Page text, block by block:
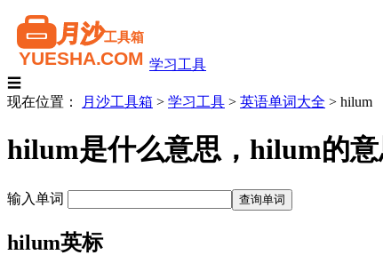
学习工具
☰
现在位置：
月沙工具箱 > 学习工具 > 英语单词大全 > hilum
hilum是什么意思，hilum的
输入单词
hilum英标